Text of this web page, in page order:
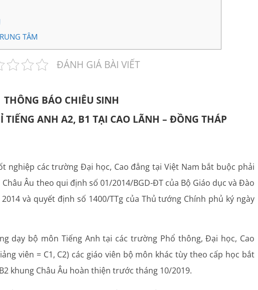
TÂM
ĐÁNH GIÁ BÀI VIẾT
THÔNG BÁO CHIÊU SINH
TIẾNG ANH A2, B1 TẠI CAO LÃNH – ĐỒNG THÁP
nghiệp các trường Đại học, Cao đẳng tại Việt Nam bắt buộc phải
Âu theo qui định số 01/2014/BGD-ĐT của Bộ Giáo dục và Đào
và quyết định số 1400/TTg của Thủ tướng Chính phủ ký ngày
dạy bộ môn Tiếng Anh tại các trường Phổ thông, Đại học, Cao
viên = C1, C2) các giáo viên bộ môn khác tùy theo cấp học bắt
khung Châu Âu hoàn thiện trước tháng 10/2019.